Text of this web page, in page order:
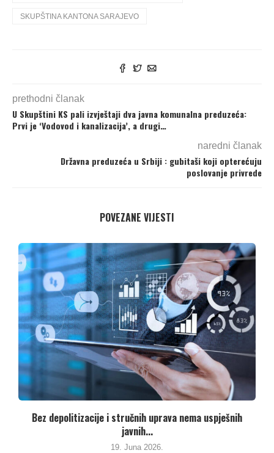
SKUPŠTINA KANTONA SARAJEVO
prethodni članak
U Skupštini KS pali izvještaji dva javna komunalna preduzeća:
Prvi je ‘Vodovod i kanalizacija’, a drugi…
naredni članak
Državna preduzeća u Srbiji : gubitaši koji opterećuju
poslovanje privrede
POVEZANE VIJESTI
Bez depolitizacije i stručnih uprava nema uspješnih
javnih...
19. Juna 2026.